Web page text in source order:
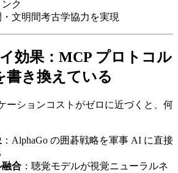
ク
文明間考古学協力を実現
効果：MCP プロトコル
書き換えている
ーションコストがゼロに近づくと、何
：AlphaGo の囲碁戦略を軍事 AI に直接
融合 ：聴覚モデルが視覚ニューラルネ